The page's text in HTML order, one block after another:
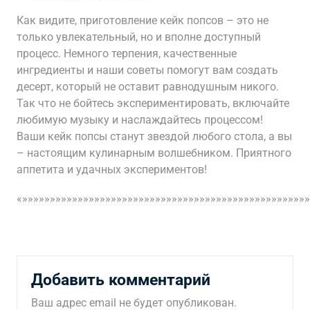
Как видите, приготовление кейк попсов – это не
только увлекательный, но и вполне доступный
процесс. Немного терпения, качественные
ингредиенты и наши советы помогут вам создать
десерт, который не оставит равнодушным никого.
Так что не бойтесь экспериментировать, включайте
любимую музыку и наслаждайтесь процессом!
Ваши кейк попсы станут звездой любого стола, а вы
– настоящим кулинарным волшебником. Приятного
аппетита и удачных экспериментов!
Добавить комментарий
Ваш адрес email не будет опубликован.